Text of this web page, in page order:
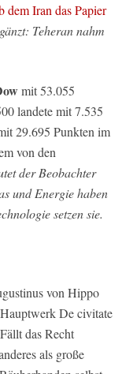
dem Iran das Papier
Teheran nahm
mit 53.055
landete mit 7.535
29.695 Punkten im
von den
der Beobachter
und Energie haben
setzen sie.
von Hippo
De civitate
das Recht
als große